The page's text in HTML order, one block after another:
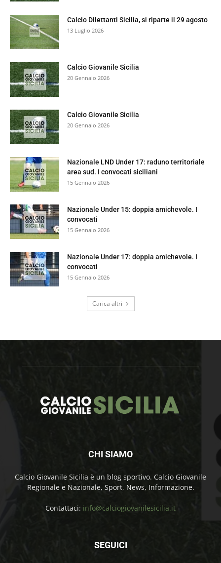
Calcio Dilettanti Sicilia, si riparte il 29 agosto
13 Luglio 2026
Calcio Giovanile Sicilia
20 Gennaio 2026
Calcio Giovanile Sicilia
20 Gennaio 2026
Nazionale LND Under 17: raduno territoriale
area sud. I convocati siciliani
15 Gennaio 2026
Nazionale Under 15: doppia amichevole. I
convocati
15 Gennaio 2026
Nazionale Under 17: doppia amichevole. I
convocati
15 Gennaio 2026
Carica altri
CHI SIAMO
Calcio Giovanile Sicilia è un blog sportivo. Calcio Giovanile
Regionale e Nazionale, Sport, News, Informazione.
Contattaci: info@calciogiovanilesicilia.it
SEGUICI